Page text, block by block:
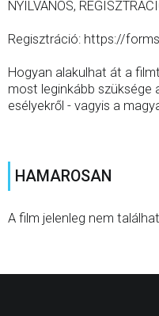
NYILVÁNOS,
Regisztráció: https://
Hogyan alakulhat át a
most leginkább szüksége
esélyekről - vagyis a
HAMAROSAN
A film jelenleg nem